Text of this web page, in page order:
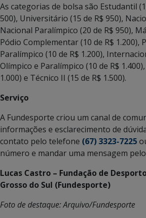
As categorias de bolsa são Estudantil
500), Universitário (15 de R$ 950),
Nacional Paralímpico (20 de R$ 950),
Pódio Complementar (10 de R$ 1.200),
Paralímpico (10 de R$ 1.200),
Olímpico e Paralímpico (10 de R$
1.000) e Técnico II (15 de R$ 1.500).
Serviço
A Fundesporte criou um canal de
informações e esclarecimento de
contato pelo telefone (67) 3323-7225
número e mandar uma mensagem
Lucas Castro – Fundação de
Grosso do Sul (Fundesporte)
Foto de destaque: Arquivo/Fundesporte